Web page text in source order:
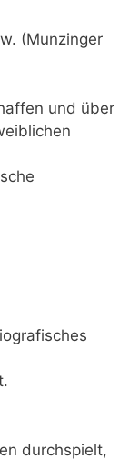
(Munzinger
und über
durchspielt,